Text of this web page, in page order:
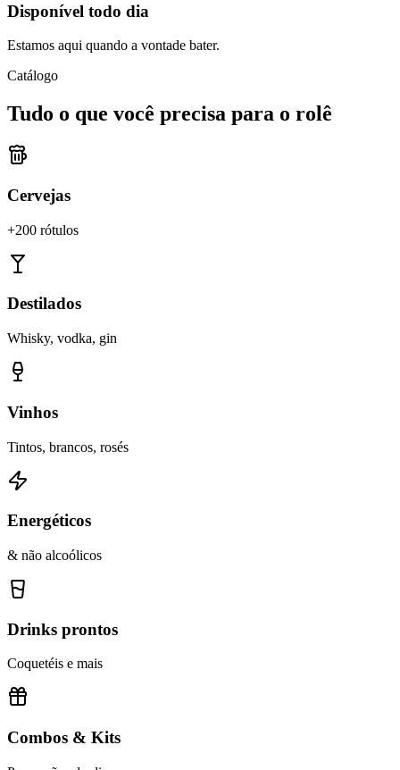
Disponível todo dia
Estamos aqui quando a vontade bater.
Catálogo
Tudo o que você precisa para o rolê
Cervejas
+200 rótulos
Destilados
Whisky, vodka, gin
Vinhos
Tintos, brancos, rosés
Energéticos
& não alcoólicos
Drinks prontos
Coquetéis e mais
Combos & Kits